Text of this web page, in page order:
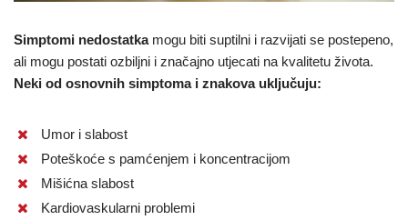
Simptomi nedostatkamogu biti suptilni i razvijati se postepeno,
ali mogu postati ozbiljni i značajno utjecati na kvalitetu života.
Neki od osnovnih simptoma i znakova uključuju:
Umor i slabost
Poteškoće s pamćenjem i koncentracijom
Mišićna slabost
Kardiovaskularni problemi